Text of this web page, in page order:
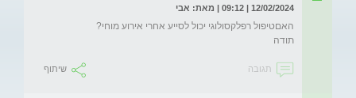
12/02/2024 | 09:12 | מאת: אבי
תודה
תגובה שיתוף